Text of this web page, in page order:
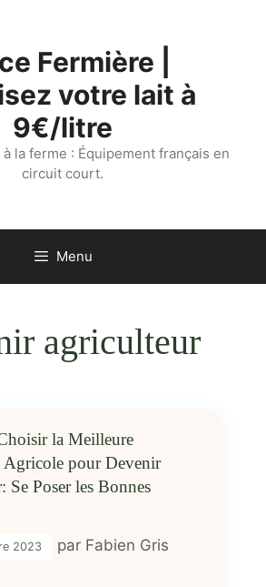
Fermière |
votre lait à
9€/litre
la ferme : Équipement français en
circuit court.
Menu
agriculteur
la Meilleure
pour Devenir
Se Poser les Bonnes
2023 par Fabien Gris